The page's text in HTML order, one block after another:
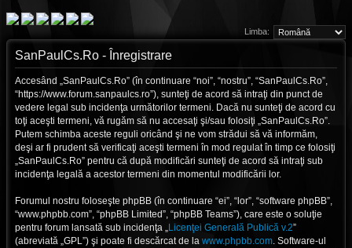
Limba:
SanPaulCs.Ro - Înregistrare
Accesând „SanPaulCs.Ro” (în continuare “noi”, “nostru”, “SanPaulCs.Ro”,
“https://www.forum.sanpaulcs.ro”), sunteţi de acord să intraţi din punct de
vedere legal sub incidenţa următorilor termeni. Dacă nu sunteţi de acord cu
toţi aceşti termeni, vă rugăm să nu accesaţi şi/sau folosiţi „SanPaulCs.Ro”.
Putem schimba aceste reguli oricând şi ne vom strădui să vă informăm,
deşi ar fi prudent să verificaţi aceşti termeni în mod regulat în timp ce folosiţi
„SanPaulCs.Ro” pentru că după modificări sunteţi de acord să intraţi sub
incidenţa legală a acestor termeni din momentul modificării lor.
Forumul nostru foloseşte phpBB (în continuare “ei”, “lor”, “software phpBB”,
“www.phpbb.com”, “phpBB Limited”, “phpBB Teams”), care este o soluţie
pentru forum lansată sub incidenţa „Licenţei Generală Publică v.2”
(abreviată „GPL”) şi poate fi descărcat de la www.phpbb.com. Software-ul